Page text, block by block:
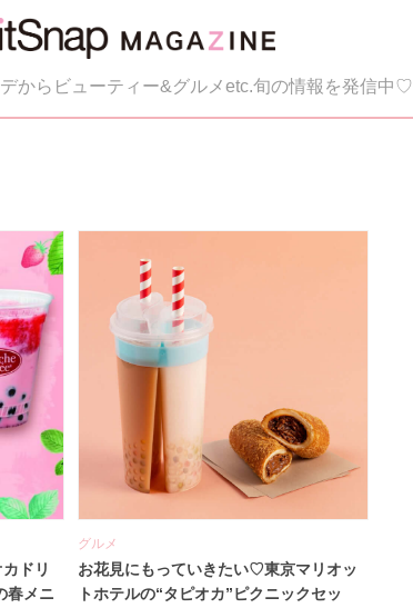
からビューティー&グルメetc.旬の情報を発信中♡
ドリ
春メニ
グルメ
お花見にもっていきたい♡東京マリオッ
トホテルの“タピオカ”ピクニックセッ